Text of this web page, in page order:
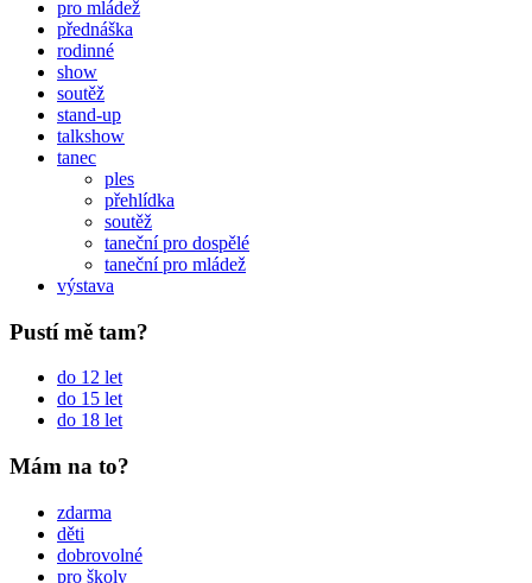
pro mládež
přednáška
rodinné
show
soutěž
stand-up
talkshow
tanec
ples
přehlídka
soutěž
taneční pro dospělé
taneční pro mládež
výstava
Pustí mě tam?
do 12 let
do 15 let
do 18 let
Mám na to?
zdarma
děti
dobrovolné
pro školy